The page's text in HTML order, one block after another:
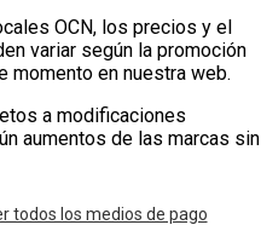
OCN, los precios y el
variar según la promoción
momento en nuestra web.
a modificaciones
aumentos de las marcas sin
todos los medios de pago